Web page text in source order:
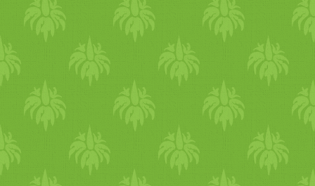
beleforgatjuk a tésztába,
forró olajban mindkét
oldalukat aranybarnára
sütjük.